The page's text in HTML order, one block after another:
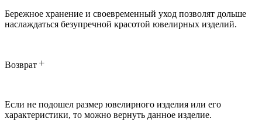
Бережное хранение и своевременный уход позволят дольше
наслаждаться безупречной красотой ювелирных изделий.
Возврат
Если не подошел размер ювелирного изделия или его
характеристики, то можно вернуть данное изделие.